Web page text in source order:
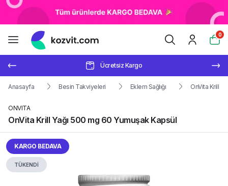
0
Ücretsiz Kargo
Anasayfa Besin Takviyeleri Eklem Sağlığı OnVita Krill
ONVITA
OnVita Krill Yağı 500 mg 60 Yumuşak Kapsül
KARGO BEDAVA
TÜKENDİ